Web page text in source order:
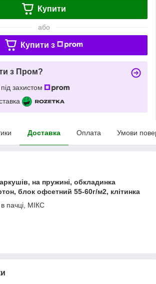
Купити
або
Купити з
з Пром?
захистом
Доставка Оплата Умови
на пружині, обкладинка
блок офсетний 55-60г/м2, клітинка
пачці, МІКС